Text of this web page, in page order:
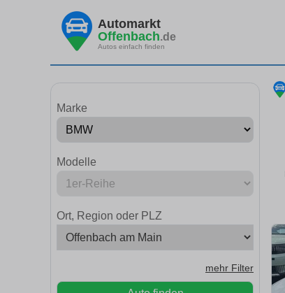
Automarkt
Offenbach.de
Autos einfach finden
Marke
Modelle
Ort, Region oder PLZ
mehr Filter